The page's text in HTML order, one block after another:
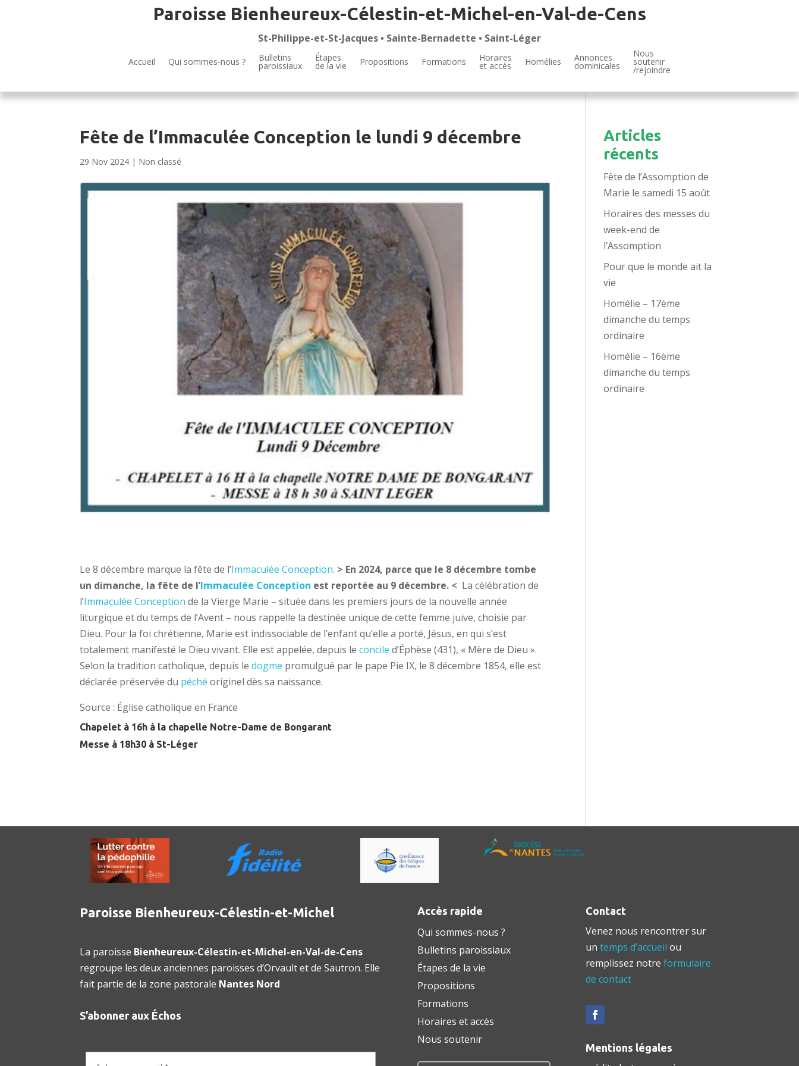
Paroisse Bienheureux-Célestin-et-Michel-en-Val-de-Cens
St-Philippe-et-St-Jacques • Sainte-Bernadette • Saint-Léger
Accueil Qui sommes-nous ? Bulletins
paroissiaux
Étapes
de la vie Propositions Formations Horaires
et accès Homélies Annonces
dominicales
Nous
soutenir
/rejoindre
Fête de l’Immaculée Conception le lundi 9 décembre
29 Nov 2024 | Non classé
Le 8 décembre marque la fête de l’Immaculée Conception. > En 2024, parce que le 8 décembre tombe
un dimanche, la fête de l’Immaculée Conception est reportée au 9 décembre. < La célébration de
l’Immaculée Conception de la Vierge Marie – située dans les premiers jours de la nouvelle année
liturgique et du temps de l’Avent – nous rappelle la destinée unique de cette femme juive, choisie par
Dieu. Pour la foi chrétienne, Marie est indissociable de l’enfant qu’elle a porté, Jésus, en qui s’est
totalement manifesté le Dieu vivant. Elle est appelée, depuis leconcile d’Éphèse (431), « Mère de Dieu ».
Selon la tradition catholique, depuis ledogme promulgué par le pape Pie IX, le 8 décembre 1854, elle est
déclarée préservée du péché originel dès sa naissance.
Source : Église catholique en France
Chapelet à 16h à la chapelle Notre-Dame de Bongarant
Messe à 18h30 à St-Léger
Articles
récents
Fête de l’Assomption de
Marie le samedi 15 août
Horaires des messes du
week-end de
l’Assomption
Pour que le monde ait la
vie
Homélie – 17ème
dimanche du temps
ordinaire
Homélie – 16ème
dimanche du temps
ordinaire
Paroisse Bienheureux-Célestin-et-Michel
La paroisse Bienheureux-Célestin-et-Michel-en-Val-de-Cens
regroupe les deux anciennes paroisses d’Orvault et de Sautron. Elle
fait partie de la zone pastorale Nantes Nord
S’abonner aux Échos
Accès rapide
Qui sommes-nous ?
Bulletins paroissiaux
Étapes de la vie
Propositions
Formations
Horaires et accès
Nous soutenir
Contact
Venez nous rencontrer sur
untemps d’accueil ou
remplissez notreformulaire
de contact
Mentions légales